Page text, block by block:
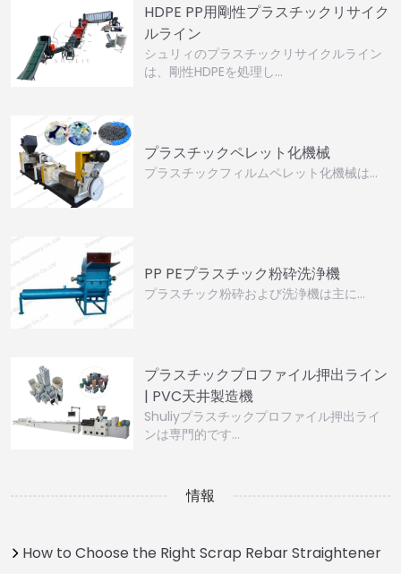
HDPE PP用剛性プラスチックリサイク
ルライン
シュリィのプラスチックリサイクルライン
は、剛性HDPEを処理し…
プラスチックペレット化機械
プラスチックフィルムペレット化機械は…
PP PEプラスチック粉砕洗浄機
プラスチック粉砕および洗浄機は主に…
プラスチックプロファイル押出ライン
| PVC天井製造機
Shuliyプラスチックプロファイル押出ライ
ンは専門的です…
情報
How to Choose the Right Scrap Rebar Straightener